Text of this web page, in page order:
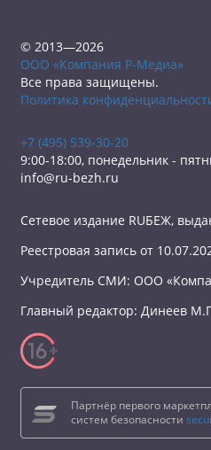
© 2013—2026
ООО «Компания Р-Медиа»
Все права защищены.
Политика
+7 (495) 539-30-20
9:00-18:00, понедельник -
info@ru-bezh.ru
Сетевое издание RUБЕЖ,
Реестровая запись от
Учредитель СМИ: ООО
Главный редактор: Динеев
Партнёр первого
систем безопасности